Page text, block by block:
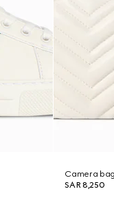
Camera
SAR 8,250